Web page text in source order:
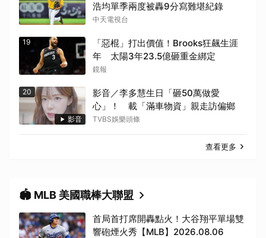
浩均單季兩度被轟9分寫難堪紀錄
中天電視台
19
「惡棍」打出價值！Brooks狂飆生涯
年 太陽3年23.5億砸重金綁定
鏡報
影音
20
影音／李多慧生日「砸50萬做愛
心」！ 載「滿車物資」親走訪偏鄉
TVBS娛樂頭條
查看更多
🏟️ MLB 美國職棒大聯盟
首局首打席開轟點火！大谷翔平單場雙
響砲煙火秀【MLB】2026.08.06